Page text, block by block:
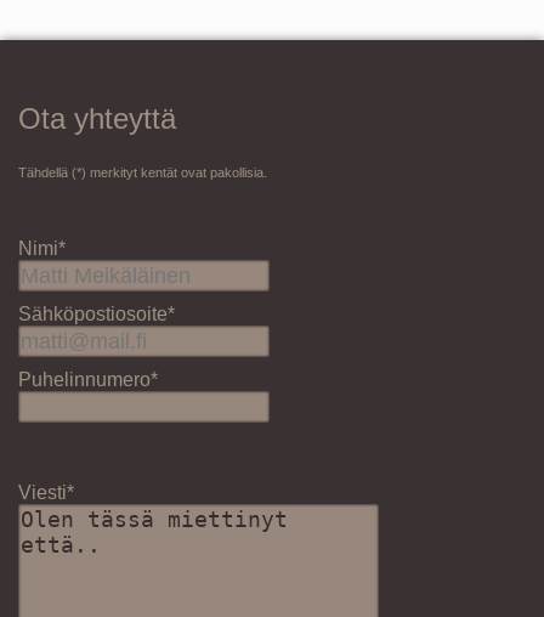
Ota yhteyttä
Tähdellä (*) merkityt kentät ovat pakollisia.
Nimi*
Sähköpostiosoite*
Puhelinnumero*
Viesti*